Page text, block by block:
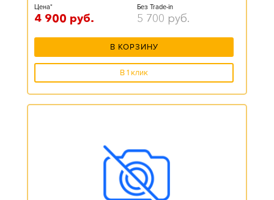
Цена*
4 900 руб.
Без Trade-in
5 700 руб.
В КОРЗИНУ
В 1 клик